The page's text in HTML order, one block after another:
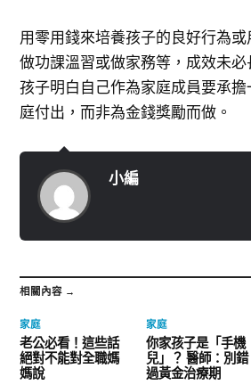
用零用錢來培養孩子的良好行為
做功課溫習或做家務等，成效未
孩子明白自己作為家庭成員要承
庭付出，而非為金錢獎勵而做。
小編
相關內容 →
家庭
老公必看！這些話
絕對不能對全職媽
媽說
家庭
你家孩子是「手機
兒」？ 醫師：別錯
過黃金治療期